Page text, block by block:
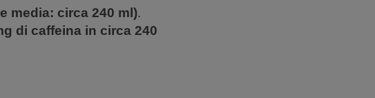
media: circa 240 ml).
di caffeina in circa 240